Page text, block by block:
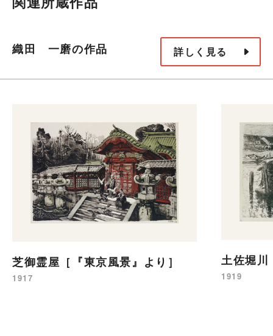
織田 一磨の作品 詳しく見る
芝御霊屋［『東京風景』より］
1917
土佐堀川
1919